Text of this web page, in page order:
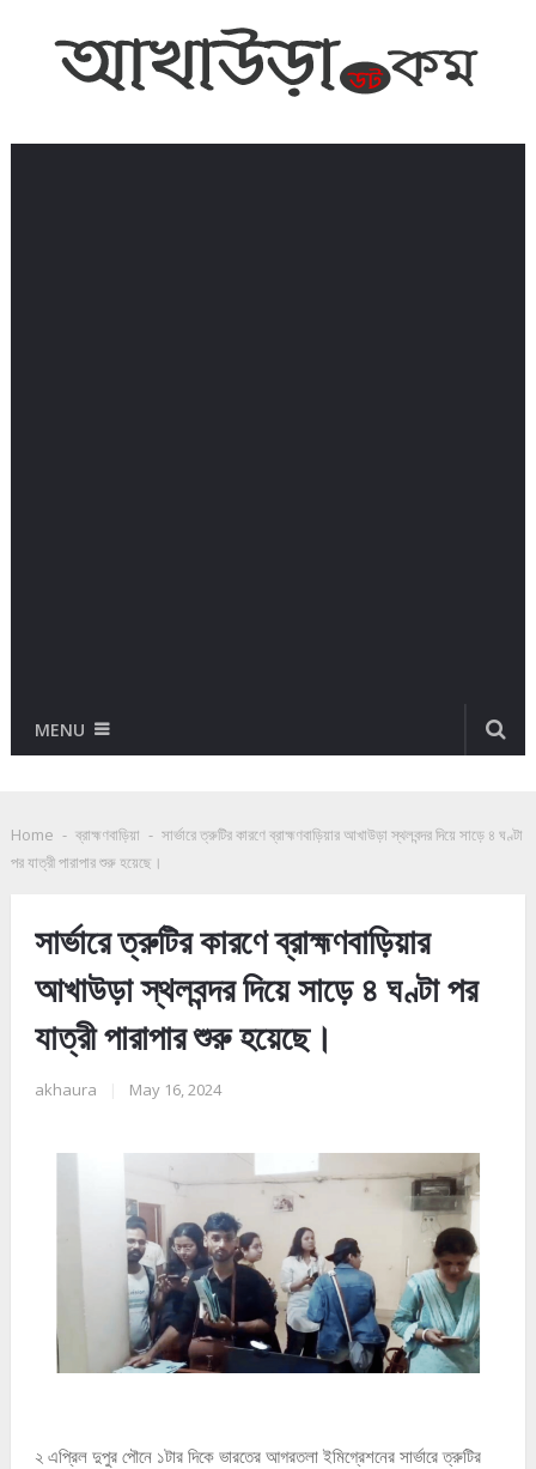
MENU
Home - ব্রাহ্মণবাড়িয়া - সার্ভারে ত্রুটির কারণে ব্রাহ্মণবাড়িয়ার আখাউড়া স্থলবন্দর দিয়ে সাড়ে ৪ ঘণ্টা
পর যাত্রী পারাপার শুরু হয়েছে।
সার্ভারে ত্রুটির কারণে ব্রাহ্মণবাড়িয়ার
আখাউড়া স্থলবন্দর দিয়ে সাড়ে ৪ ঘণ্টা পর
যাত্রী পারাপার শুরু হয়েছে।
akhaura May 16, 2024
২ এপ্রিল দুপুর পৌনে ১টার দিকে ভারতের আগরতলা ইমিগ্রেশনের সার্ভারে ত্রুটির